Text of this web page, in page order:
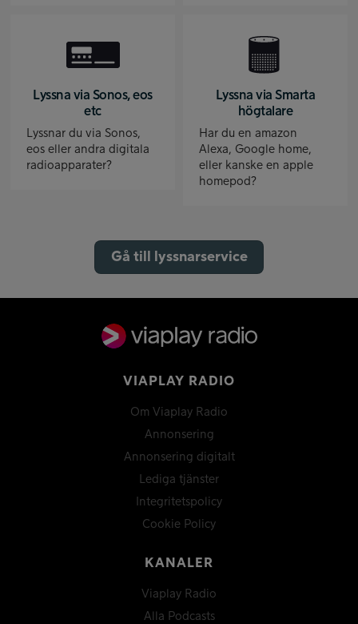
Lyssna via Sonos, eos
etc
Lyssnar du via Sonos,
eos eller andra digitala
radioapparater?
Lyssna via Smarta
högtalare
Har du en amazon
Alexa, Google home,
eller kanske en apple
homepod?
Gå till lyssnarservice
VIAPLAY RADIO
Om Viaplay Radio
Annonsering
Annonsering digitalt
Lediga tjänster
Integritetspolicy
Cookie Policy
KANALER
Viaplay Radio
Alla Podcasts